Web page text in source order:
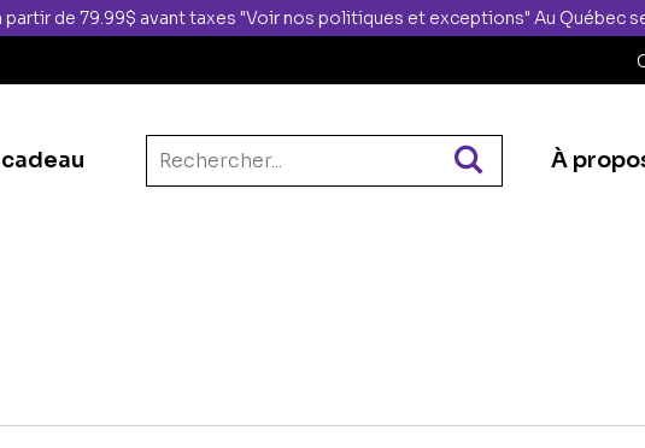
partir de 79.99$ avant taxes "Voir nos politiques et exceptions" Au Québec
À